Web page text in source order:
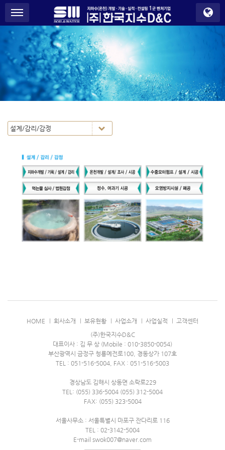
메뉴 건너뛰기
S
P
o
m
o
i
o
HOME 회사소개 보유현황 사업소개 사업실적
고객센터
(주)한국지수D&C
대표이사 : 김 무 상 (Mobile : 010-3850-0054)
부산광역시 금정구 청룡예전로100, 경동상가 107호
TEL : 051-516-5004, FAX : 051-516-5003
경상남도 김해시 상동면 소락로229
TEL: (055) 336-5004 (055) 312-5004
FAX: (055) 323-5004
서울사무소 : 서울특별시 마포구 잔다리로 116
TEL : 02-3142-5004
E-mail swok007@naver.com